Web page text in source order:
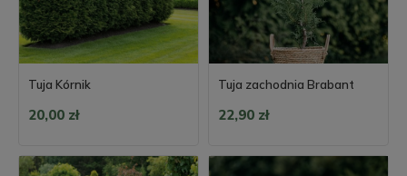
Tuja Kórnik
20,00 zł
Tuja zachodnia Brabant
22,90 zł